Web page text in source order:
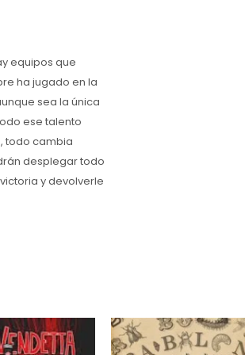
equipos que
ha jugado en la
sea la única
ese talento
todo cambia
desplegar todo
y devolverle